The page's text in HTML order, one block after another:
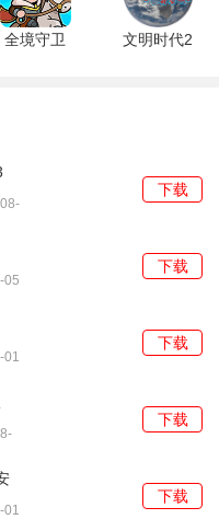
能，能在战斗一开始就提
据一定优势。在关键时
需要释放关键技能时，
命值回复和怒气补充，
值，确保在需要的时候
发动强力攻击或我方需
足够的怒气释放技能，
全境守卫
文明时代2
下载
05
下载
01
下载
下载
01
下载